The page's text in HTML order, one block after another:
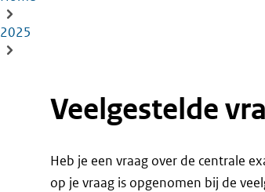
Kruimelpad
2025
Veelgestelde
Heb je een vraag over de centrale
op je vraag is opgenomen bij de